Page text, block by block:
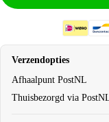
Verzendopties
Afhaalpunt PostNL
Thuisbezorgd via